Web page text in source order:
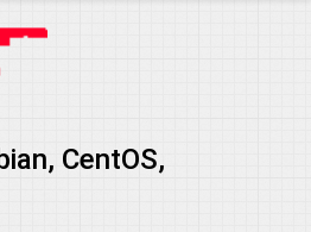
CentOS,